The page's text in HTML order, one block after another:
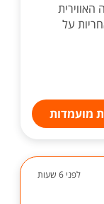
טכנולוגית, משרה 0093 אחריות על
מועמדות
לפני 6 שעות